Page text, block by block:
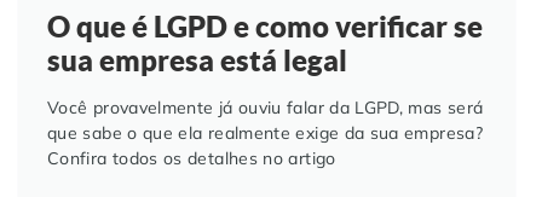
Transformação Digital
Gestão do Departamento Pessoal
O que é LGPD e como verificar se
sua empresa está legal
Você provavelmente já ouviu falar da LGPD, mas será
que sabe o que ela realmente exige da sua empresa?
Confira todos os detalhes no artigo